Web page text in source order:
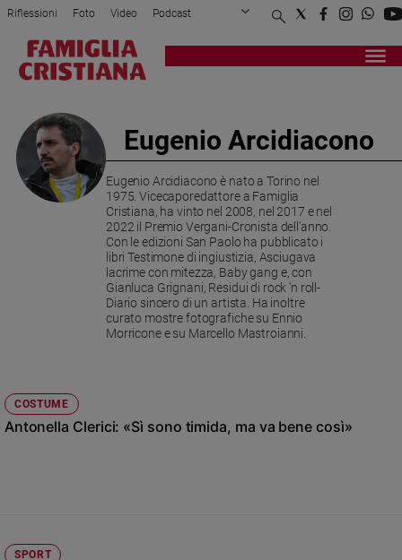
Attualità
Cronaca
Politica
Mondo
Economia
Chiesa
Chiesa
Devozione
Riflessioni Foto Video Podcast
Privacy Policy Chi siamo
Registrati Redazione
Eugenio Arcidiacono
Eugenio Arcidiacono è nato a Torino nel
1975. Vicecaporedattore a Famiglia
Cristiana, ha vinto nel 2008, nel 2017 e nel
2022 il Premio Vergani-Cronista dell'anno.
Con le edizioni San Paolo ha pubblicato i
libri Testimone di ingiustizia, Asciugava
lacrime con mitezza, Baby gang e, con
Gianluca Grignani, Residui di rock 'n roll-
Diario sincero di un artista. Ha inoltre
curato mostre fotografiche su Ennio
Morricone e su Marcello Mastroianni.
COSTUME
Antonella Clerici: «Sì sono timida, ma va bene così»
SPORT